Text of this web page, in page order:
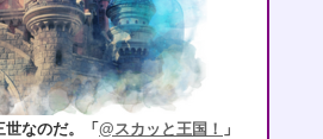
世なのだ。「@スカッと王国！ 」